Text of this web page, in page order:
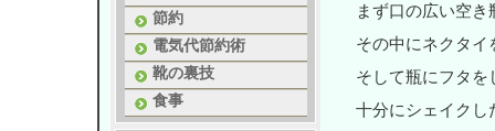
まず口の広い空
その中にネクタイ
そして瓶にフタを
十分にシェイクし
節約
電気代節約術
靴の裏技
食事